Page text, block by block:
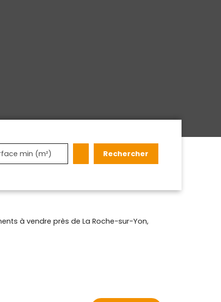
min (m²) Rechercher
à vendre près de La Roche-sur-Yon,